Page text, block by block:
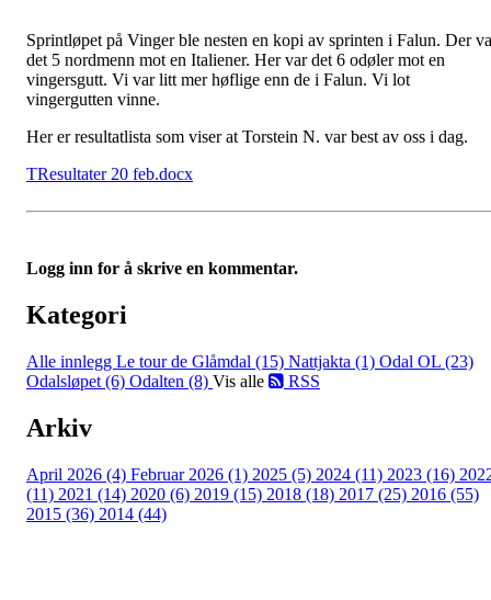
Sprintløpet på Vinger ble nesten en kopi av sprinten i Falun. Der
det 5 nordmenn mot en Italiener. Her var det 6 odøler mot en
vingersgutt. Vi var litt mer høflige enn de i Falun. Vi lot
vingergutten vinne.
Her er resultatlista som viser at Torstein N. var best av oss i dag.
TResultater 20 feb.docx
Logg inn for å skrive en kommentar.
Kategori
Alle innlegg Le tour de Glåmdal (15) Nattjakta (1) Odal OL (23)
Odalsløpet (6) Odalten (8) Vis alle RSS
Arkiv
April 2026 (4) Februar 2026 (1) 2025 (5) 2024 (11) 2023 (16)
(11) 2021 (14) 2020 (6) 2019 (15) 2018 (18) 2017 (25) 2016 (55)
2015 (36) 2014 (44)